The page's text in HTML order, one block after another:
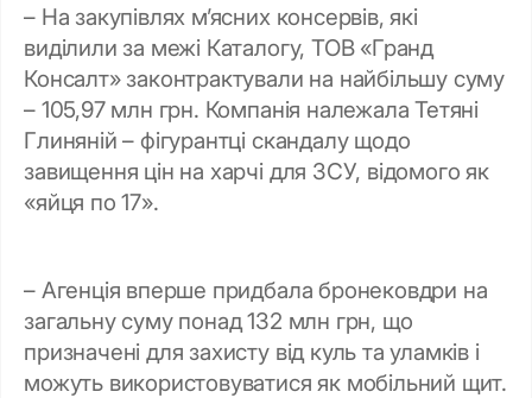
– На закупівлях м’ясних консервів, які
виділили за межі Каталогу, ТОВ «Гранд
Консалт» законтрактували на найбільшу суму
– 105,97 млн грн. Компанія належала Тетяні
Глиняній – фігурантці скандалу щодо
завищення цін на харчі для ЗСУ, відомого як
«яйця по 17».
– Агенція вперше придбала бронековдри на
загальну суму понад 132 млн грн, що
призначені для захисту від куль та уламків і
можуть використовуватися як мобільний щит.